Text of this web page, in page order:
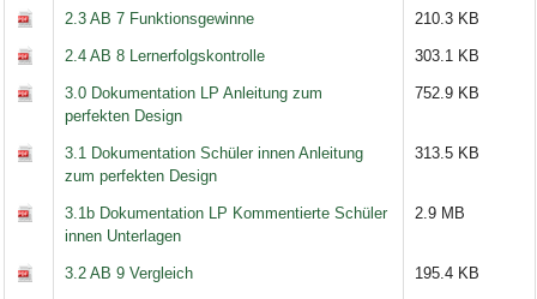
2.3 AB 7 Funktionsgewinne 210.3 KB
2.4 AB 8 Lernerfolgskontrolle 303.1 KB
3.0 Dokumentation LP Anleitung zum
perfekten Design
752.9 KB
3.1 Dokumentation Schüler innen Anleitung
zum perfekten Design
313.5 KB
3.1b Dokumentation LP Kommentierte Schüler
innen Unterlagen
2.9 MB
3.2 AB 9 Vergleich 195.4 KB